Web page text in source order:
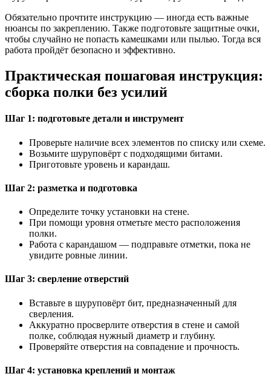
Обязательно прочтите инструкцию — иногда есть важные
нюансы по закреплению. Также подготовьте защитные очки,
чтобы случайно не попасть камешками или пылью. Тогда вся
работа пройдёт безопасно и эффективно.
Практическая пошаговая инструкция:
сборка полки без усилий
Шаг 1: подготовьте детали и инструмент
Проверьте наличие всех элементов по списку или схеме.
Возьмите шуруповёрт с подходящими битами.
Приготовьте уровень и карандаш.
Шаг 2: разметка и подготовка
Определите точку установки на стене.
При помощи уровня отметьте место расположения
полки.
Работа с карандашом — подправьте отметки, пока не
увидите ровные линии.
Шаг 3: сверление отверстий
Вставьте в шуруповёрт бит, предназначенный для
сверления.
Аккуратно просверлите отверстия в стене и самой
полке, соблюдая нужный диаметр и глубину.
Проверяйте отверстия на совпадение и прочность.
Шаг 4: установка креплений и монтаж